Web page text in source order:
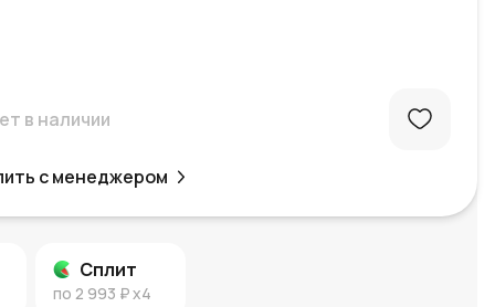
в наличии
с менеджером
Сплит
по 2 993 ₽x4